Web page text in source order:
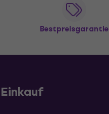
Bestpreisgarantie
Einkauf